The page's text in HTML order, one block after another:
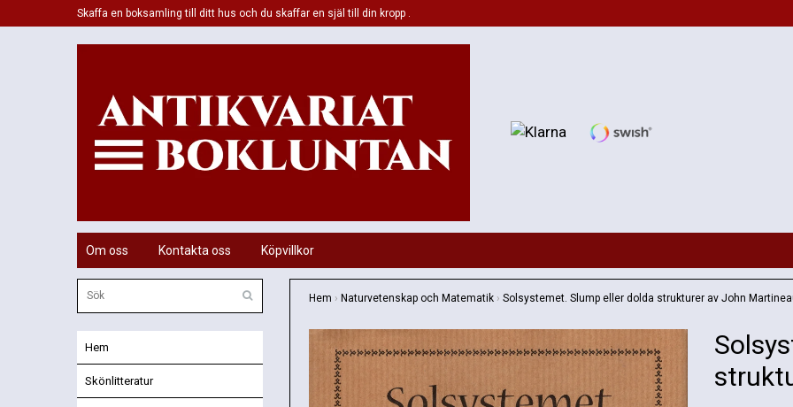
Skaffa en boksamling till ditt hus och du skaffar en själ till din kropp .
Om oss Kontakta oss Köpvillkor
Hem
Skönlitteratur
Hem › Naturvetenskap och Matematik › Solsystemet. Slump eller dolda strukturer av John